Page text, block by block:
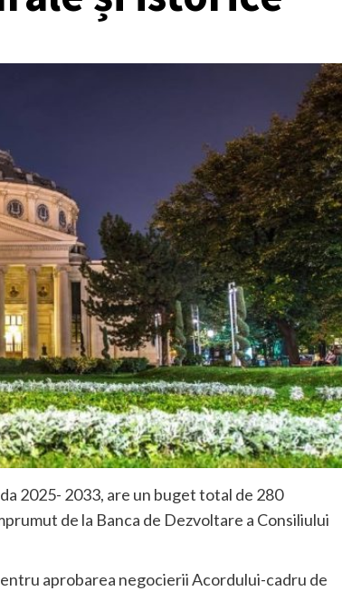
2025- 2033, are un buget total de 280
de la Banca de Dezvoltare a Consiliului
aprobarea negocierii Acordului-cadru de